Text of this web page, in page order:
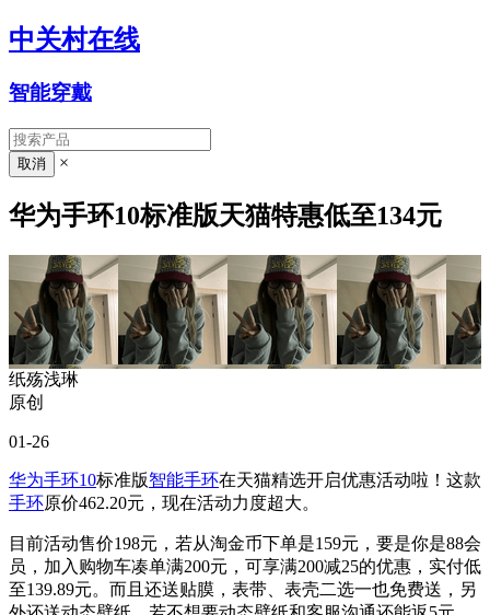
中关村在线
智能穿戴
×
华为手环10标准版天猫特惠低至134元
纸殇浅琳
原创
01-26
华为手环10标准版智能手环在天猫精选开启优惠活动啦！这款
手环原价462.20元，现在活动力度超大。
目前活动售价198元，若从淘金币下单是159元，要是你是88会
员，加入购物车凑单满200元，可享满200减25的优惠，实付低
至139.89元。而且还送贴膜，表带、表壳二选一也免费送，另